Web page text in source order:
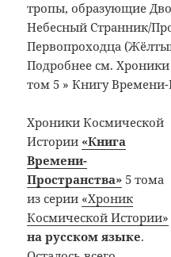
тропы, образующие
Небесный Странник/
Первопроходца
Подробнее см.
том 5 » Книгу Времени-
Хроники Космической
Истории «Книга
Времени-
Пространства» 5 тома
из серии «Хроник
Космической Истории»
на русском языке.